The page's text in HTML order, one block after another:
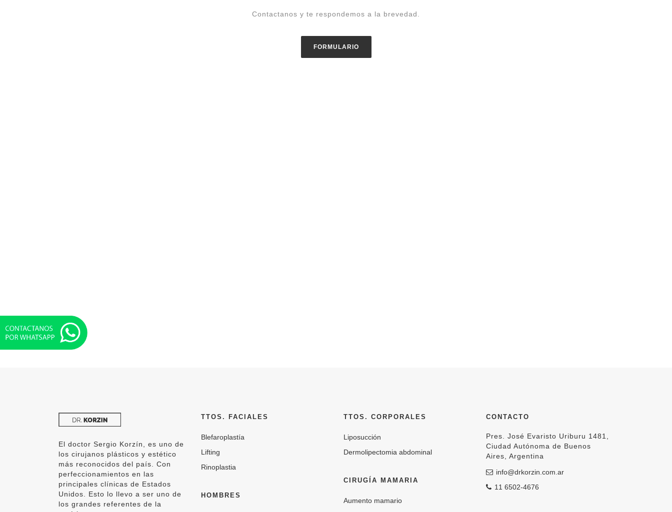
Contactanos y te respondemos a la brevedad.
FORMULARIO
El doctor Sergio Korzín, es uno de
los cirujanos plásticos y estético
más reconocidos del país. Con
perfeccionamientos en las
principales clínicas de Estados
Unidos. Esto lo llevo a ser uno de
los grandes referentes de la
TTOS. FACIALES
Blefaroplastía
Lifting
Rinoplastia
HOMBRES
TTOS. CORPORALES
Liposucción
Dermolipectomia abdominal
CIRUGÍA MAMARIA
Aumento mamario
CONTACTO
Pres. José Evaristo Uriburu 1481,
Ciudad Autónoma de Buenos
Aires, Argentina
info@drkorzin.com.ar
11 6502-4676